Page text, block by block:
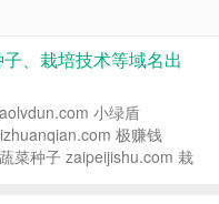
、栽培技术等域名出
小绿盾
极赚钱
菜种子 zaipeijishu.com 栽